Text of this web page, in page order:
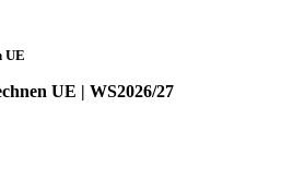
UE
UE | WS2026/27